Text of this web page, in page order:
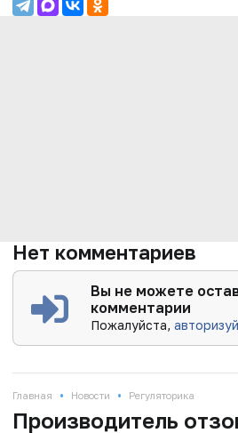
Нет комментариев
Вы не можете
комментарии
Пожалуйста,
Главная • Новости • Регуляторика
Производитель